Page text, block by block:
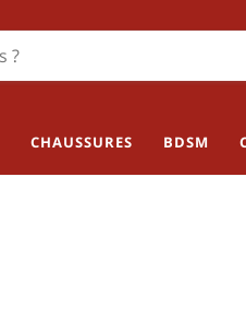
CHAUSSURES BDSM